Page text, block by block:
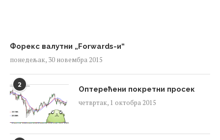
Форекс валутни „Forwards-и“
понедељак, 30 новембра 2015
2
Оптерећени покретни просек
четвртак, 1 октобра 2015